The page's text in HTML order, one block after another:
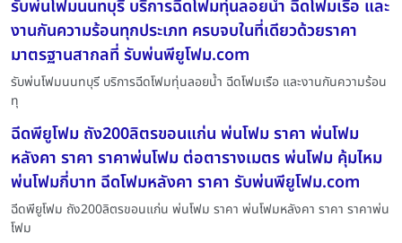
รับพ่นโฟมนนทบุรี บริการฉีดโฟมทุ่นลอยน้ำ ฉีดโฟมเรือ และ
งานกันความร้อนทุกประเภท ครบจบในที่เดียวด้วยราคา
มาตรฐานสากลที่ รับพ่นพียูโฟม.com
รับพ่นโฟมนนทบุรี บริการฉีดโฟมทุ่นลอยน้ำ ฉีดโฟมเรือ และงานกันความร้อน
ทุ
ฉีดพียูโฟม ถัง200ลิตรขอนแก่น พ่นโฟม ราคา พ่นโฟม
หลังคา ราคา ราคาพ่นโฟม ต่อตารางเมตร พ่นโฟม คุ้มไหม
พ่นโฟมกี่บาท ฉีดโฟมหลังคา ราคา รับพ่นพียูโฟม.com
ฉีดพียูโฟม ถัง200ลิตรขอนแก่น พ่นโฟม ราคา พ่นโฟมหลังคา ราคา ราคาพ่น
โฟม